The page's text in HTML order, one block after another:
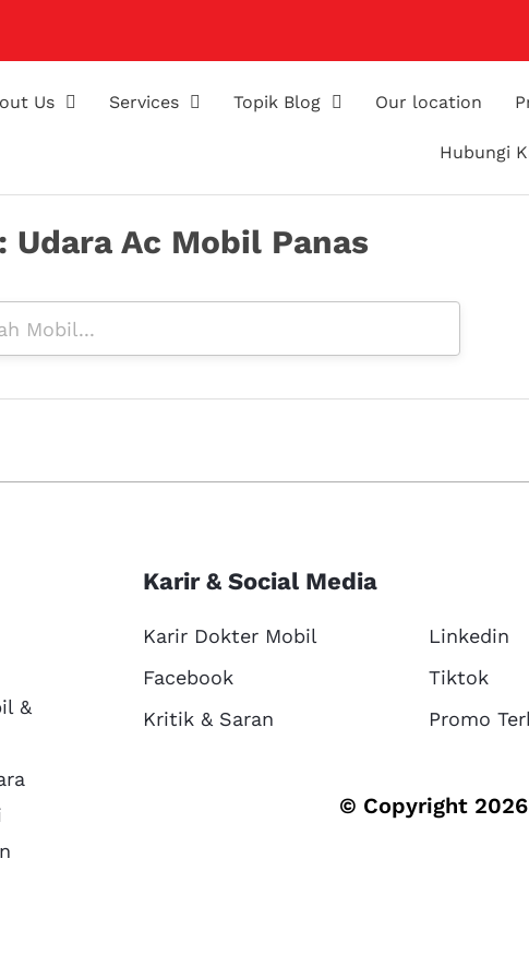
Us Services Topik Blog Our location
Hubungi
Udara Ac Mobil Panas
&
Karir & Social Media
Karir Dokter Mobil Linkedin
Facebook
Tiktok
Kritik & Saran
Promo
© Copyright